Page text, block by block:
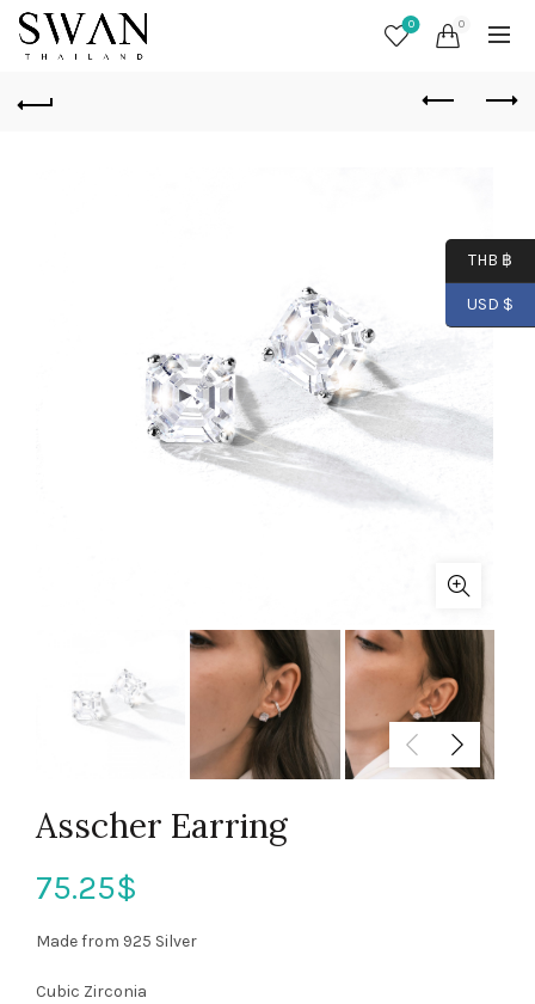
0 0
Asscher Earring
75.25$
Made from 925 Silver
Cubic Zirconia
THB ฿
USD $